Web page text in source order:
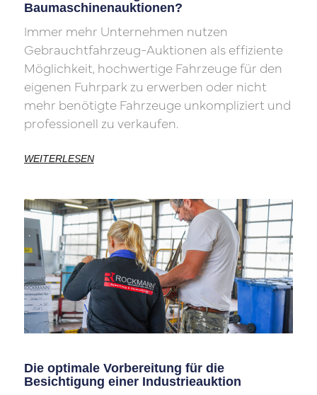
Baumaschinenauktionen?
Immer mehr Unternehmen nutzen
Gebrauchtfahrzeug-Auktionen als effiziente
Möglichkeit, hochwertige Fahrzeuge für den
eigenen Fuhrpark zu erwerben oder nicht
mehr benötigte Fahrzeuge unkompliziert und
professionell zu verkaufen.
WEITERLESEN
Die optimale Vorbereitung für die
Besichtigung einer Industrieauktion